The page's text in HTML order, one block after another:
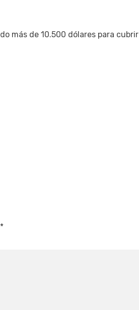
más de 10.500 dólares para cubrir
*